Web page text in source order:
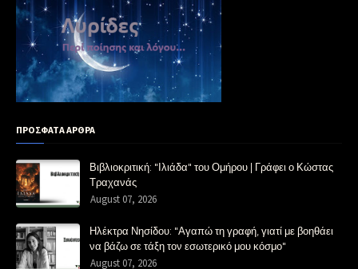
ΠΡΟΣΦΑΤΑ ΑΡΘΡΑ
Βιβλιοκριτική: "Ιλιάδα" του Ομήρου | Γράφει ο Κώστας
Τραχανάς
August 07, 2026
Ηλέκτρα Νησίδου: "Αγαπώ τη γραφή, γιατί με βοηθάει
να βάζω σε τάξη τον εσωτερικό μου κόσμο"
August 07, 2026